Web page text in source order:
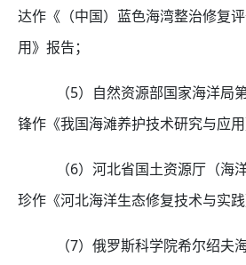
达作《（中国）蓝色海湾整治修复
用》报告；
（5）自然资源部国家海洋局
锋作《我国海滩养护技术研究与应用
（6）河北省国土资源厅（海
珍作《河北海洋生态修复技术与实践
（7）俄罗斯科学院希尔绍夫